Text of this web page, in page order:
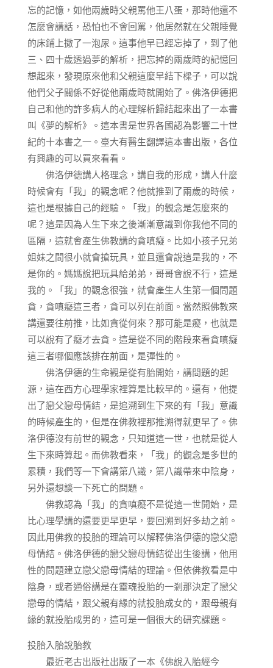
忘的記憶，如他兩歲時父親罵他王八蛋，那時他還不
怎麼會講話，恐怕也不會回罵，他居然就在父親睡覺
的床鋪上撒了一泡尿。這事他早已經忘掉了，到了他
三、四十歲透過夢的解析，把忘掉的兩歲時的記憶回
想起來，發現原來他和父親這麼早結下樑子，可以說
他們父子關係不好從他兩歲時就開始了。佛洛伊德把
自己和他的許多病人的心理解析歸結起來出了一本書
叫《夢的解析》。這本書是世界各國認為影響二十世
紀的十本書之一。臺大有醫生翻譯這本書出版，各位
有興趣的可以買來看看。
佛洛伊德講人格理念，講自我的形成，講人什麼
時候會有「我」的觀念呢？他就推到了兩歲的時候，
這也是根據自己的經驗。「我」的觀念是怎麼來的
呢？這是因為人生下來之後漸漸意識到你我他不同的
區隔，這就會產生佛教講的貪嗔癡。比如小孩子兄弟
姐妹之間很小就會搶玩具，並且還會說這是我的，不
是你的。媽媽說把玩具給弟弟，哥哥會說不行，這是
我的。「我」的觀念很強，就會產生人生第一個問題
貪，貪嗔癡這三者，貪可以列在前面。當然照佛教來
講還要往前推，比如貪從何來？那可能是癡，也就是
可以說有了癡才去貪。這是從不同的階段來看貪嗔癡
這三者哪個應該排在前面，是彈性的。
佛洛伊德的生命觀是從有胎開始，講問題的起
源，這在西方心理學家裡算是比較早的。還有，他提
出了戀父戀母情結，是追溯到生下來的有「我」意識
的時候產生的，但是在佛教裡那推溯得就更早了。佛
洛伊德沒有前世的觀念，只知道這一世，也就是從人
生下來時算起。而佛教看來，「我」的觀念是多世的
累積，我們等一下會講第八識，第八識帶來中陰身，
另外還想談一下死亡的問題。
佛教認為「我」的貪嗔癡不是從這一世開始，是
比心理學講的還要更早更早，要回溯到好多劫之前。
因此用佛教的投胎的理論可以解釋佛洛伊德的戀父戀
母情結。佛洛伊德的戀父戀母情結從出生後講，他用
性的問題建立戀父戀母情結的理論。但依佛教看是中
陰身，或者通俗講是在靈魂投胎的一剎那決定了戀父
戀母的情結，跟父親有緣的就投胎成女的，跟母親有
緣的就投胎成男的，這可是一個很大的研究課題。
投胎入胎說胎教
最近老古出版社出版了一本《佛說入胎經今